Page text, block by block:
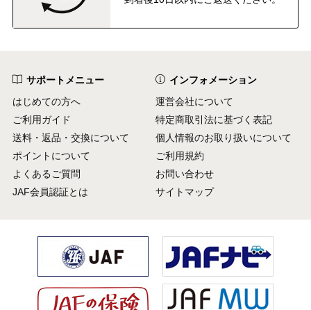
サポートメニュー
はじめての方へ
ご利用ガイド
送料・返品・交換について
ポイントについて
よくあるご質問
JAF会員認証とは
インフォメーション
運営会社について
特定商取引法に基づく表記
個人情報のお取り扱いについて
ご利用規約
お問い合わせ
サイトマップ